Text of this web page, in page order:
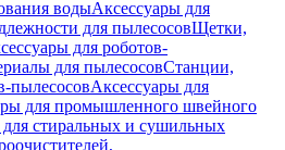
водыАксессуары для
для пылесосовЩетки,
для роботов-
для пылесосовСтанции,
пылесосовАксессуары для
для промышленного швейного
для стиральных и сушильных